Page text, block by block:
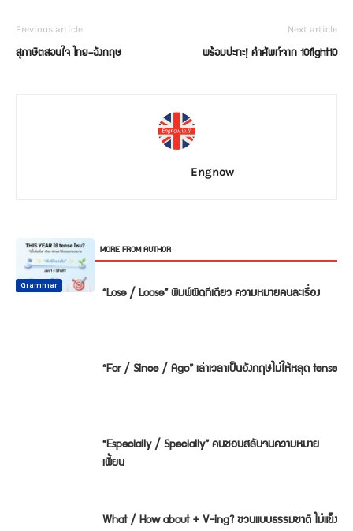
Previous article
สุภาษิตสอนใจ ไทย-อังกฤษ
Next article
พร้อมปะทะ! คำศัพท์จาก 10fight10
Engnow
RELATED ARTICLES MORE FROM AUTHOR
Common
Mistake
“Lose / Loose” พิมพ์ผิดทีเดียว ความหมายคนละเรื่อง
Common
Mistake
“For / Since / Ago” เล่าเวลาเป็นอังกฤษไม่ให้หลุด tense
Common
Mistake
“Especially / Specially” คนชอบสลับจนความหมาย
เพี้ยน
Conversation
What / How about + V-ing? ชวนแบบธรรมชาติ ไม่แข็ง
Grammar
Grammar